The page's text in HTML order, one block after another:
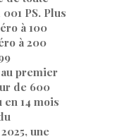
PS. Plus
à 100
à 200
premier
de 600
14 mois
une